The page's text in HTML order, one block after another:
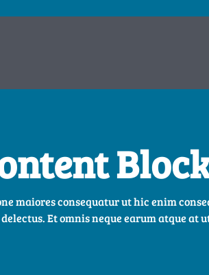
maiores consequatur ut hic enim
Et omnis neque earum atque at